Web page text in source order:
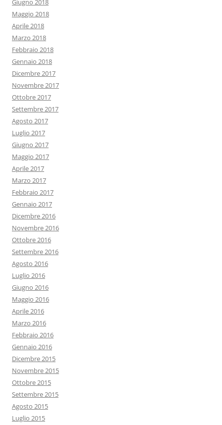
Giugno 2018
Maggio 2018
Aprile 2018
Marzo 2018
Febbraio 2018
Gennaio 2018
Dicembre 2017
Novembre 2017
Ottobre 2017
Settembre 2017
Agosto 2017
Luglio 2017
Giugno 2017
Maggio 2017
Aprile 2017
Marzo 2017
Febbraio 2017
Gennaio 2017
Dicembre 2016
Novembre 2016
Ottobre 2016
Settembre 2016
Agosto 2016
Luglio 2016
Giugno 2016
Maggio 2016
Aprile 2016
Marzo 2016
Febbraio 2016
Gennaio 2016
Dicembre 2015
Novembre 2015
Ottobre 2015
Settembre 2015
Agosto 2015
Luglio 2015